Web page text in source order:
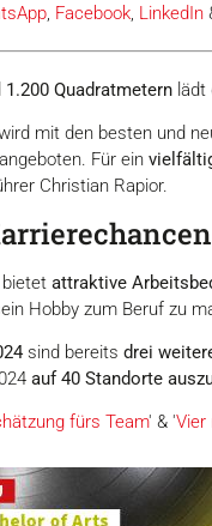
, Facebook, LinkedIn
1.200 Quadratmetern
mit den besten und
angeboten. Für ein
Christian Rapior.
attraktive
Hobby zum Beruf zu
sind bereits drei
auf 40 Standorte
fürs Team' & 'Vier